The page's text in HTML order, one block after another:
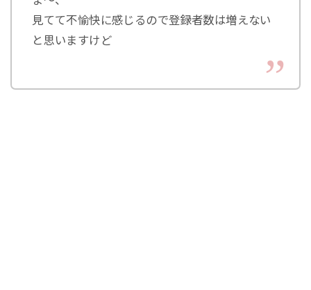
見てて不愉快に感じるので登録者数は増えない
と思いますけど